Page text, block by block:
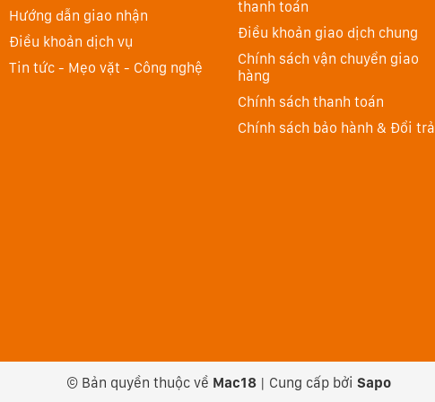
Gen 4 so với thế hệ cũ sẽ là tỉ lệ 16: 10, vốn đang là
ra mắt. So với 16:9 trên những mẫu máy laptop Lenovo
nhiều nội dung hơn trên cùng một khung hình, qua đó
Hướng dẫn giao nhận
Điều khoản dịch vụ
Tin tức - Mẹo vặt - Công nghệ
thanh toán
Điều khoản giao dịch chung
Chính sách vận chuyển giao
hàng
Chính sách thanh toán
Chính sách bảo hành & Đổi trả
© Bản quyền thuộc về Mac18 | Cung cấp bởi Sapo